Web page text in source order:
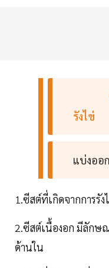
รังไข่
แบ่งออ
1.ซีสต์ที่เกิดจากการรั
2.ซีสต์เนื้องอก มีลักษ
ด้านใน